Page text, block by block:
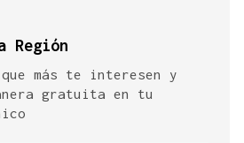
Región
más te interesen y
gratuita en tu